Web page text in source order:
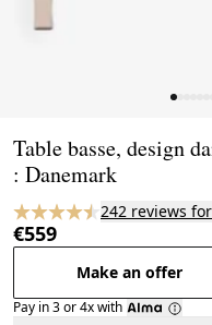
Table basse, design
: Danemark
242 reviews
€559
Make an offer
Pay in 3 or 4x with